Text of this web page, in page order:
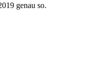
genau so.